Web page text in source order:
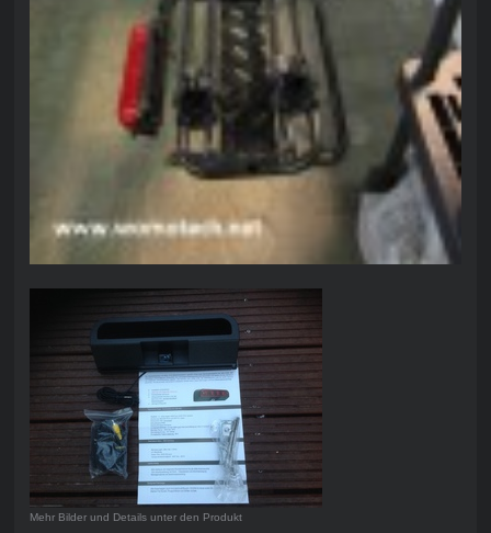
Mehr Bilder und Details unter den Produkt